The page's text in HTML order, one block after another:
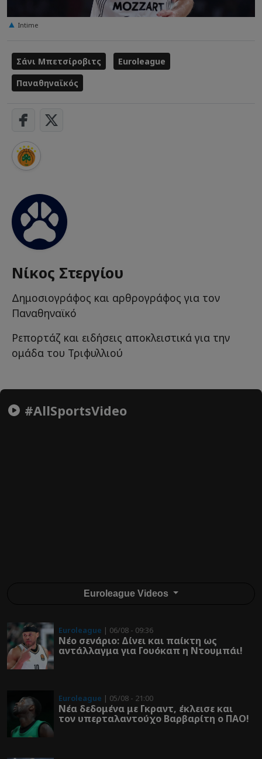
Intime
Σάνι Μπετσίροβιτς
Euroleague
Παναθηναϊκός
Νίκος Στεργίου
Δημοσιογράφος και αρθρογράφος για τον
Παναθηναϊκό
Ρεπορτάζ και ειδήσεις αποκλειστικά για την
ομάδα του Τριφυλλιού
#AllSportsVideo
Euroleague Videos
Euroleague | 06/08 - 09:36
Νέο σενάριο: Δίνει και παίκτη ως
αντάλλαγμα για Γουόκαπ η Ντουμπάι!
Euroleague | 05/08 - 21:00
Νέα δεδομένα με Γκραντ, έκλεισε και
τον υπερταλαντούχο Βαρβαρίτη ο ΠΑΟ!